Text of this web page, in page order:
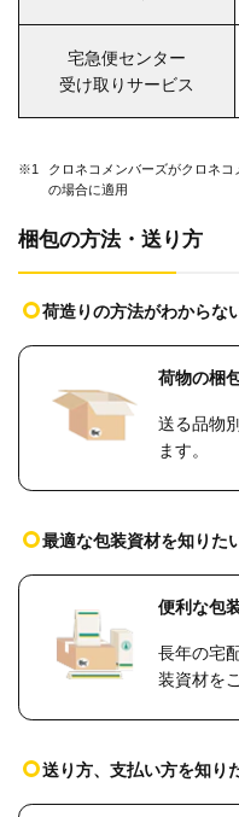
宅急便センター
受け取りサービス
※1
クロネコメンバーズがクロネ
の場合に適用
梱包の方法・送り方
荷造りの方法がわからな
荷物の梱
送る品物
ます。
最適な包装資材を知りた
便利な包
長年の宅
装資材を
送り方、支払い方を知り